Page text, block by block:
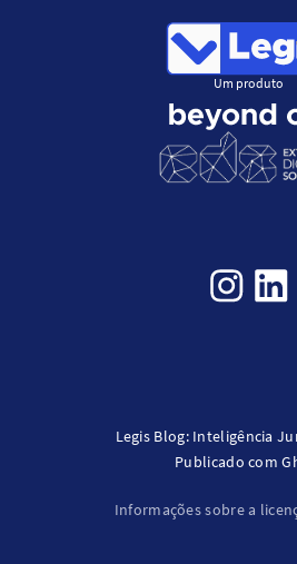
Um produto
Legis Blog: Inteligência
Publicado com
Informações sobre a